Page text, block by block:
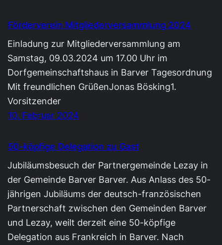
Förderverein Mitgliederversammlung 2024
Einladung zur Mitgliederversammlung am
Samstag, 09.03.2024 um 17.00 Uhr im
Dorfgemeinschaftshaus in Barver Tagesordnung
Mit freundlichen GrüßenJonas Bösking1.
Vorsitzender
10. Februar 2024
50-köpfige Delegation zu Gast
Jubiläumsbesuch der Partnergemeinde Lezay in
der Gemeinde Barver Barver. Aus Anlass des 50-
jährigen Jubiläums der deutsch-französischen
Partnerschaft zwischen den Gemeinden Barver
und Lezay, weilt derzeit eine 50-köpfige
Delegation aus Frankreich in Barver. Nach